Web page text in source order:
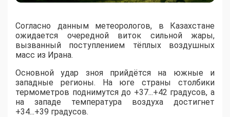
Согласно данным метеорологов, в Казахстане
ожидается очередной виток сильной жары,
вызванный поступлением тёплых воздушных
масс из Ирана.
​Основной удар зноя прийдётся на южные и
западные регионы. На юге страны столбики
термометров поднимутся до +37...+42 градусов, а
на западе температура воздуха достигнет
+34...+39 градусов.